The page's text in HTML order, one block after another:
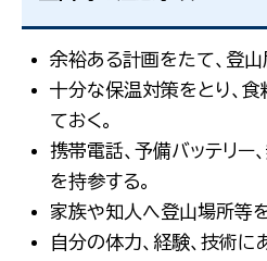
余裕ある計画をたて、登山
十分な保温対策をとり、食
ておく。
携帯電話、予備バッテリー
を持参する。
家族や知人へ登山場所等
自分の体力、経験、技術に